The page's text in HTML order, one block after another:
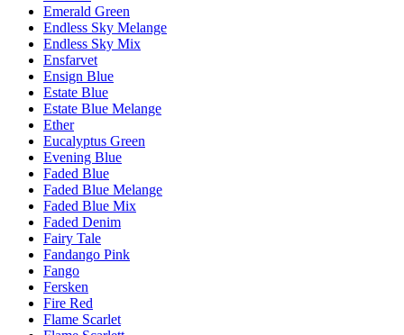
Emerald Green
Endless Sky Melange
Endless Sky Mix
Ensfarvet
Ensign Blue
Estate Blue
Estate Blue Melange
Ether
Eucalyptus Green
Evening Blue
Faded Blue
Faded Blue Melange
Faded Blue Mix
Faded Denim
Fairy Tale
Fandango Pink
Fango
Fersken
Fire Red
Flame Scarlet